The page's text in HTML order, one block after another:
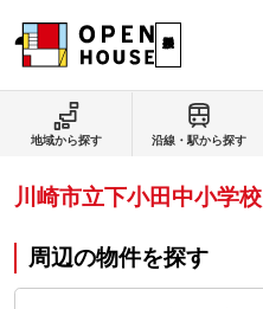
地域から探す 沿線・駅から探す
川崎市立下小田中小学校
周辺の物件を探す